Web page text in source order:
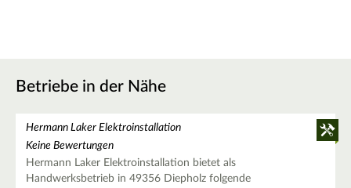
Betriebe in der Nähe
Hermann Laker Elektroinstallation
Keine Bewertungen
Hermann Laker Elektroinstallation bietet als
Handwerksbetrieb in 49356 Diepholz folgende